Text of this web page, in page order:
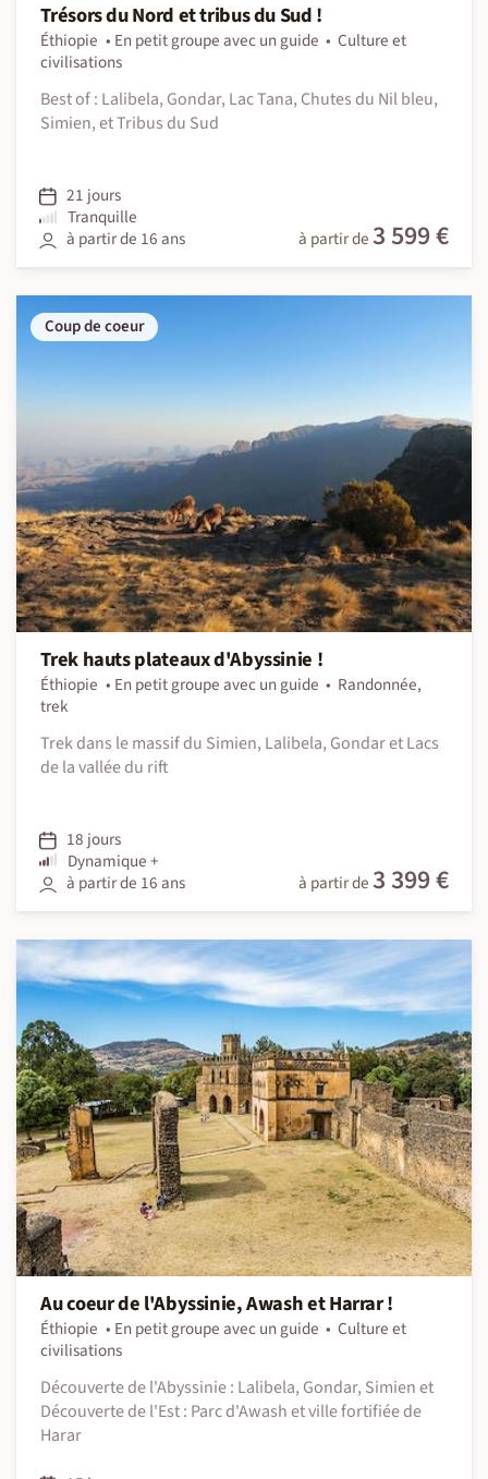
Trésors du Nord et tribus du Sud !
Éthiopie En petit groupe avec un guide
Culture et
civilisations
Best of : Lalibela, Gondar, Lac Tana, Chutes du Nil bleu,
Simien, et Tribus du Sud
21 jours
Tranquille
à partir de 16 ans
à partir de 3 599 €
Coup de coeur
Trek hauts plateaux d'Abyssinie !
Éthiopie En petit groupe avec un guide
Randonnée,
trek
Trek dans le massif du Simien, Lalibela, Gondar et Lacs
de la vallée du rift
18 jours
Dynamique +
à partir de 16 ans
à partir de 3 399 €
Au coeur de l'Abyssinie, Awash et Harrar !
Éthiopie En petit groupe avec un guide
Culture et
civilisations
Découverte de l'Abyssinie : Lalibela, Gondar, Simien et
Découverte de l'Est : Parc d'Awash et ville fortifiée de
Harar